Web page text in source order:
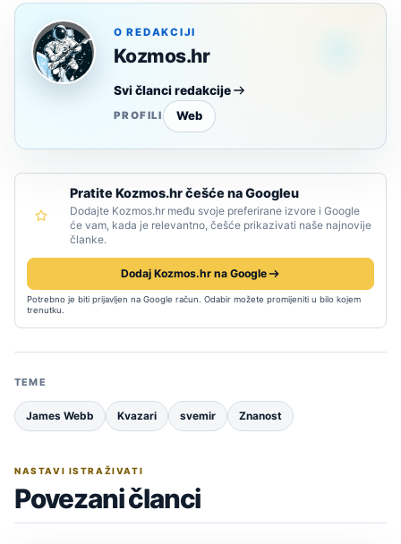
O REDAKCIJI
Kozmos.hr
Svi članci redakcije
PROFILI Web
Pratite Kozmos.hr češće na Googleu
Dodajte Kozmos.hr među svoje preferirane izvore i Google
će vam, kada je relevantno, češće prikazivati naše najnovije
članke.
Dodaj Kozmos.hr na Google
Potrebno je biti prijavljen na Google račun. Odabir možete promijeniti u bilo kojem
trenutku.
TEME
James Webb Kvazari svemir Znanost
NASTAVI ISTRAŽIVATI
Povezani članci